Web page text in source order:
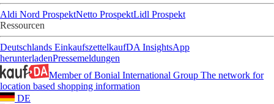
Aldi Nord ProspektNetto ProspektLidl Prospekt
Ressourcen
Deutschlands EinkaufszettelkaufDA InsightsApp
herunterladenPressemeldungen
Member of Bonial International Group The network for
location based shopping information
DE